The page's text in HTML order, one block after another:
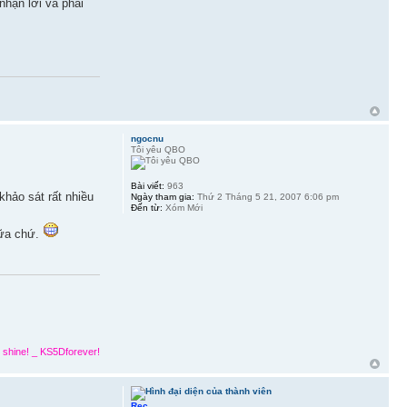
lời và phải
sát rất nhiều
chứ.
shine! _ KS5Dforever!
ngocnu
Tôi yêu QBO
Bài viết: 963
Ngày tham gia: Thứ 2 Tháng 5 21, 2007 6:06 pm
Đến từ: Xóm Mới